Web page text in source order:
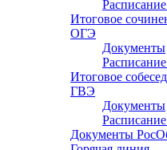
Итоговое
ОГЭ
Документы
Итоговое
ГВЭ
Документы
Документы